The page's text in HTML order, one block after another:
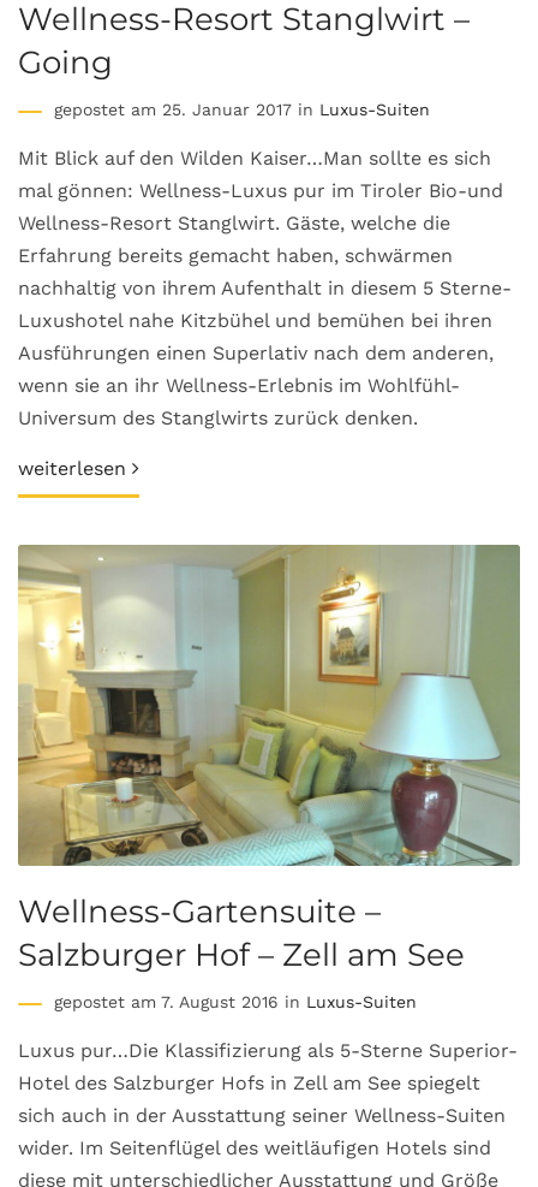
Wellness-Resort Stanglwirt –
Going
gepostet am 25. Januar 2017 in Luxus-Suiten
Mit Blick auf den Wilden Kaiser…Man sollte es sich
mal gönnen: Wellness-Luxus pur im Tiroler Bio-und
Wellness-Resort Stanglwirt. Gäste, welche die
Erfahrung bereits gemacht haben, schwärmen
nachhaltig von ihrem Aufenthalt in diesem 5 Sterne-
Luxushotel nahe Kitzbühel und bemühen bei ihren
Ausführungen einen Superlativ nach dem anderen,
wenn sie an ihr Wellness-Erlebnis im Wohlfühl-
Universum des Stanglwirts zurück denken.
weiterlesen
Wellness-Gartensuite –
Salzburger Hof – Zell am See
gepostet am 7. August 2016 in Luxus-Suiten
Luxus pur…Die Klassifizierung als 5-Sterne Superior-
Hotel des Salzburger Hofs in Zell am See spiegelt
sich auch in der Ausstattung seiner Wellness-Suiten
wider. Im Seitenflügel des weitläufigen Hotels sind
diese mit unterschiedlicher Ausstattung und Größe